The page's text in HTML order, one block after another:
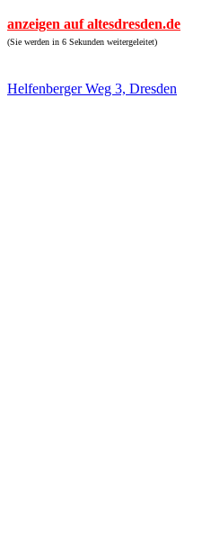
anzeigen auf altesdresden.de
(Sie werden in 6 Sekunden weitergeleitet)
Helfenberger Weg 3, Dresden